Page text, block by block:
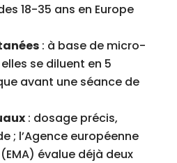
18-35 ans en Europe
: à base de micro-
se diluent en 5
avant une séance de
: dosage précis,
; l’Agence européenne
évalue déjà deux